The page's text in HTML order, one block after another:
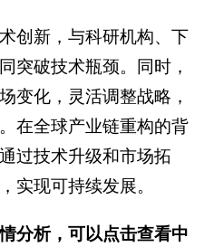
创新，与科研机构、下
突破技术瓶颈。同时，
变化，灵活调整战略，
在全球产业链重构的背
过技术升级和市场拓
实现可持续发展。
分析，可以点击查看中